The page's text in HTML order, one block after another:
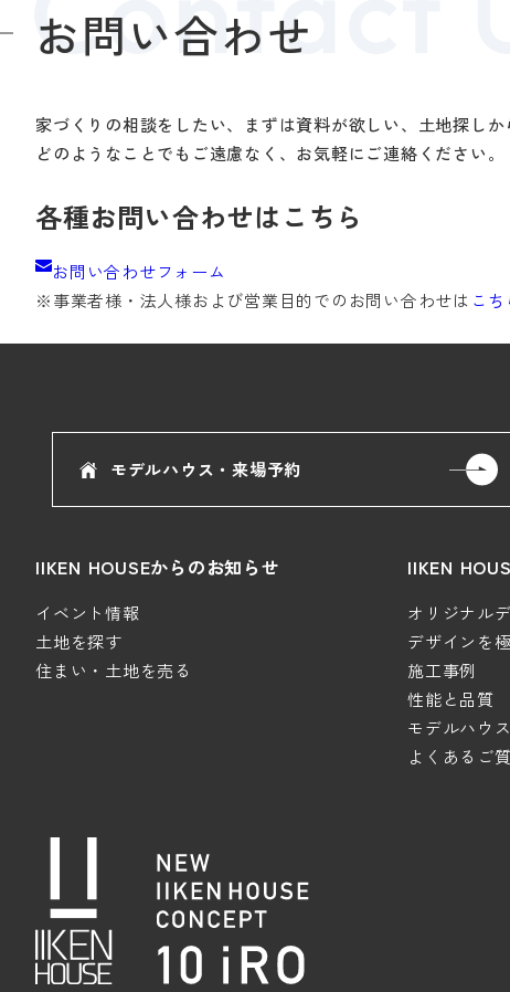
お問い合わせ
家づくりの相談をしたい、まずは資料が欲しい、土地探しか
どのようなことでもご遠慮なく、お気軽にご連絡ください。
各種お問い合わせはこちら
お問い合わせフォーム
※事業者様・法人様および営業目的でのお問い合わせは こち
モデルハウス・来場予約
IIKEN HOUSEからのお知らせ
イベント情報
土地を探す
住まい・土地を売る
IIKEN
オリジナル
デザインを
施工事例
性能と品質
モデルハウス
よくあるご